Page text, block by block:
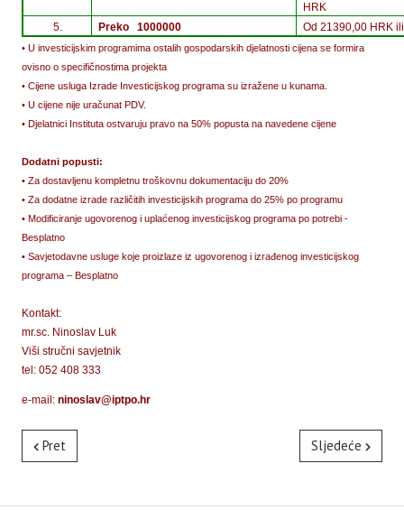
HRK
5.
Preko 1000000 Od 21390,00 HRK
• U investicijskim programima ostalih gospodarskih djelatnosti cijena se formira
ovisno o specifičnostima projekta
• Cijene usluga Izrade Investicijskog programa su izražene u kunama.
• U cijene nije uračunat PDV.
• Djelatnici Instituta ostvaruju pravo na 50% popusta na navedene cijene
Dodatni popusti:
• Za dostavljenu kompletnu troškovnu dokumentaciju do 20%
• Za dodatne izrade različitih investicijskih programa do 25% po programu
• Modificiranje ugovorenog i uplaćenog investicijskog programa po potrebi -
Besplatno
• Savjetodavne usluge koje proizlaze iz ugovorenog i izrađenog investicijskog
programa – Besplatno
Kontakt:
mr.sc. Ninoslav Luk
Viši stručni savjetnik
tel: 052 408 333
e-mail: ninoslav@iptpo.hr
Pret Sljedeće